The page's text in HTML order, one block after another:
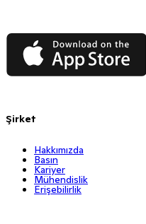
App Store
Şirket
Hakkımızda
Basın
Kariyer
Mühendislik
Erişebilirlik